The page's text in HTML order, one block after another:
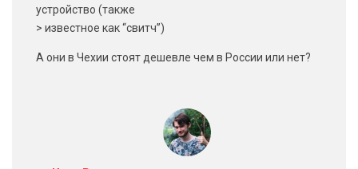
устройство (также
> известное как “свитч”)
А они в Чехии стоят дешевле чем в России или нет?